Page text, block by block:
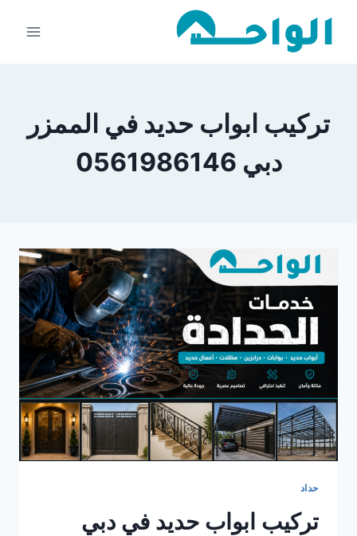
تركيب ابواب حديد في الممزر
دبي 0561986146
حداد
تركيب ابواب حديد في دبي